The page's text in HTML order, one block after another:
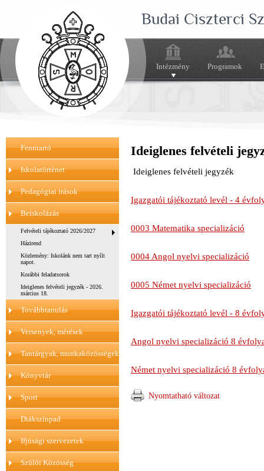
Budai Ciszterci
Intézmény Programok
Fenntartó
Iskolatörténet
Pedagógiai írások
Beiskolázás
Felvételi tájékoztató 2026/2027
Házirend
Közlemény: Iskolánk nem tart nyílt
napot.
Korábbi feladatsorok
Ideiglenes felvételi jegyzék - 2026.
március 18.
Továbbtanulás
Versenyek, mérések
Tantárgyak, munkaközösségek
Könyvtár
Sport
Diákszínpad
Ifjúsági szervezetek
Szülői Közösség
Ideiglenes felvételi
Ideiglenes felvételi jegyzék
Igazgatói tájékoztató levél - 4
0003 Matematika specializáció
0004 Angol nyelvi specializáció
0005 Német nyelvi specializáció
Igazgatói tájékoztató levél - 8
Angol nyelvi specializáció 8
Német nyelvi specializáció 8
Nyomtatható változat